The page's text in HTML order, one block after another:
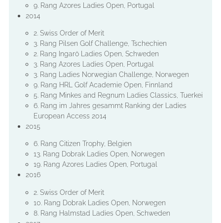
9. Rang Azores Ladies Open, Portugal
2014
2. Swiss Order of Merit
3. Rang Pilsen Golf Challenge, Tschechien
2. Rang Ingarö Ladies Open, Schweden
3. Rang Azores Ladies Open, Portugal
3. Rang Ladies Norwegian Challenge, Norwegen
9. Rang HRL Golf Academie Open, Finnland
5. Rang Minkes and Regnum Ladies Classics, Tuerkei
6. Rang im Jahres gesammt Ranking der Ladies
European Access 2014
2015
6. Rang Citizen Trophy, Belgien
13. Rang Dobrak Ladies Open, Norwegen
19. Rang Azores Ladies Open, Portugal
2016
2. Swiss Order of Merit
10. Rang Dobrak Ladies Open, Norwegen
8. Rang Halmstad Ladies Open, Schweden